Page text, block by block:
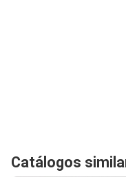
Catálogos